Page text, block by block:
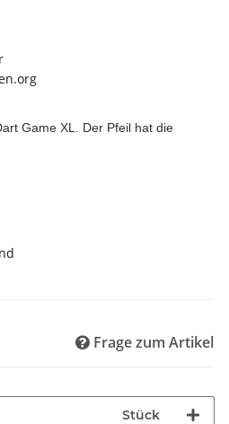
Game XL. Der Pfeil hat die
Frage zum Artikel
Stück